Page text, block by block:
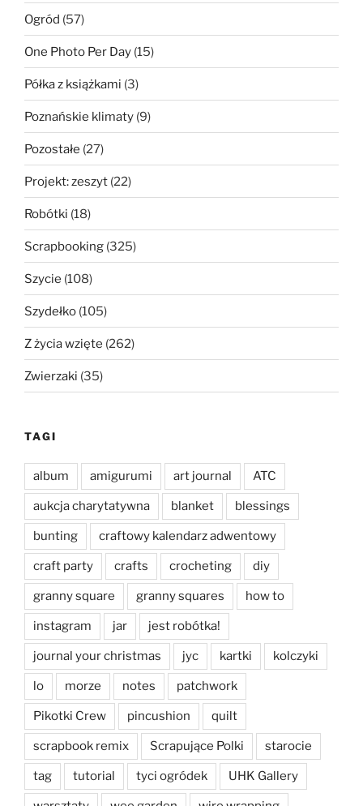
Ogród (57)
One Photo Per Day (15)
Półka z książkami (3)
Poznańskie klimaty (9)
Pozostałe (27)
Projekt: zeszyt (22)
Robótki (18)
Scrapbooking (325)
Szycie (108)
Szydełko (105)
Z życia wzięte (262)
Zwierzaki (35)
TAGI
album amigurumi art journal ATC
aukcja charytatywna blanket blessings
bunting craftowy kalendarz adwentowy
craft party crafts crocheting diy
granny square granny squares how to
instagram jar jest robótka!
journal your christmas jyc kartki kolczyki
lo morze notes patchwork
Pikotki Crew pincushion quilt
scrapbook remix Scrapujące Polki starocie
tag tutorial tyci ogródek UHK Gallery